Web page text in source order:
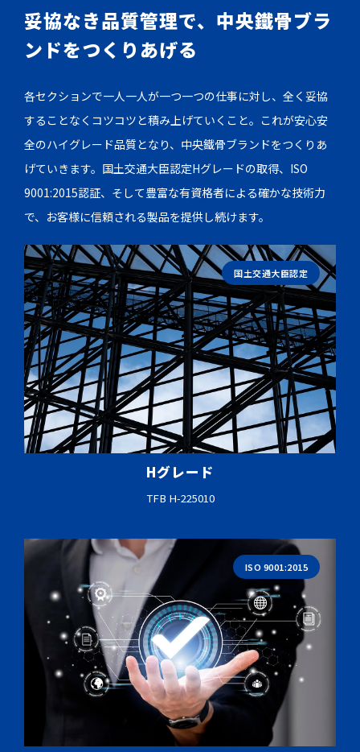
妥協なき品質管理で、中央鐵骨ブラ
ンドをつくりあげる
各セクションで一人一人が一つ一つの仕事に対し、全く妥協
することなくコツコツと積み上げていくこと。これが安心安
全のハイグレード品質となり、中央鐵骨ブランドをつくりあ
げていきます。国土交通大臣認定Hグレードの取得、ISO
9001:2015認証、そして豊富な有資格者による確かな技術力
で、お客様に信頼される製品を提供し続けます。
国土交通大臣認定
Hグレード
TFB H-225010
ISO 9001:2015